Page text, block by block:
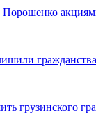
грузинского